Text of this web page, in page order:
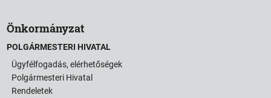
Önkormányzat
POLGÁRMESTERI HIVATAL
Ügyfélfogadás, elérhetőségek
Polgármesteri Hivatal
Rendeletek